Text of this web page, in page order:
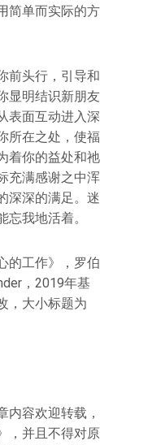
简单而实际的方
前头行，引导和
显明结识新朋友
表面互动进入深
所在之处，使福
着你的益处和祂
充满感谢之中浑
深深的满足。迷
我地活着。
的工作》，罗伯
，2019年基
，大小标题为
内容欢迎转载，
，并且不得对原